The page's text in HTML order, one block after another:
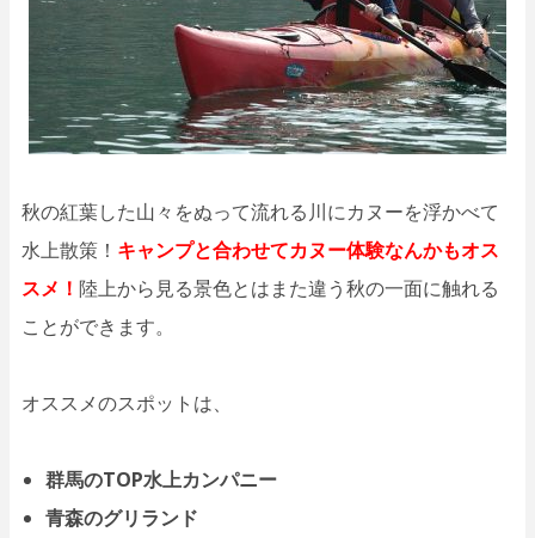
秋の紅葉した山々をぬって流れる川にカヌーを浮かべて
水上散策！ キャンプと合わせてカヌー体験なんかもオス
スメ！ 陸上から見る景色とはまた違う秋の一面に触れる
ことができます。
オススメのスポットは、
群馬のTOP水上カンパニー
青森のグリランド